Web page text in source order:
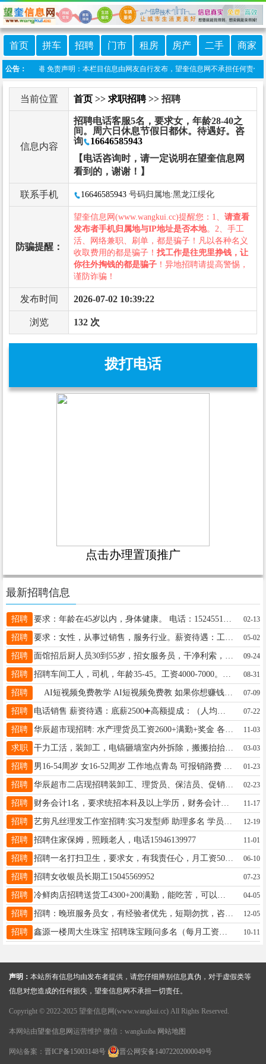
首页 拼车 招聘 门市 租房 房产 二手 商家
公告：
奎信息港 免责声明：本栏目信息由网友自行发布，望奎信息网不承担任何责任
当前位置 首页 >> 求职招聘>> 招聘
信息内容
招聘电话客服5名，要求女，年龄28-40之
间。周六日休息节假日都休。待遇好。咨
询
16646585943
【电话咨询时，请一定说明在望奎信息网
看到的，谢谢！】
联系手机 16646585943 号码归属地:黑龙江绥化
防骗提醒：
望奎信息网(www.wangkui.cc)提醒您：1、 请查看
发布者手机归属地与IP地址是否本地。2、手工
活、网络兼职、刷单，都是骗子！凡以各种名义
收取费用的都是骗子！ 找工作是往兜里挣钱，让
你往外掏钱的都是骗子 ！异地招聘请提高警惕，
谨防诈骗！
发布时间 2026-07-02 10:39:22
浏览 132 次
拨打电话
点击办理置顶推广
最新招聘信息
招聘 02-13
招聘 05-02
招聘 09-24
招聘 08-31
招聘 AI短视频免费教学 AI短视频免费教 如果你想赚钱，来数智谷，你想不耽误照顾孩子赚钱，来数智谷，你想快速变现必须来数智谷，突破自己就在数智谷联系电话17519427826微信 07-09
招聘 07-22
招聘 11-03
求职 干力工活，装卸工，电镐砸墙室内外拆除，搬搬抬抬，扛楼，搬家等等各种小零活，联系电话15945551104 03-03
招聘 01-23
招聘 02-23
招聘 财务会计1名，要求统招本科及以上学历，财务会计及相关专业，满足集团公司人才补贴政策者优先，工资5000-6000元/月详询18003959098 11-17
招聘 12-19
招聘 招聘住家保姆，照顾老人，电话15946139977 11-01
招聘 招聘一名打扫卫生，要求女，有我责任心，月工资500 周六周日节假日都休息，就正常工作日晚上溜达来收拾一下卫生，有意者电话咨询☎16646585943 06-10
招聘 招聘女收银员长期工15045569952 07-23
招聘 04-05
招聘 12-05
招聘 10-11
声明： 本站所有信息均由发布者提供，请您仔细辨别信息真伪，对于虚假类等
信息对您造成的任何损失，望奎信息网不承担一切责任。
Copyright © 2022-2025 望奎信息网(www.wangkui.cc) All Rights Reserved.
本网站由望奎信息网 运营维护 微信：wangkuiba 网站地图
网站备案： 晋ICP备15003148号 晋公网安备14072202000049号